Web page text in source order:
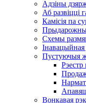
Адзіны
Аб развіцці
Камісія па
Прыдарожны
Схемы
Інавацыйная
Пустуючыя
Вонкавая